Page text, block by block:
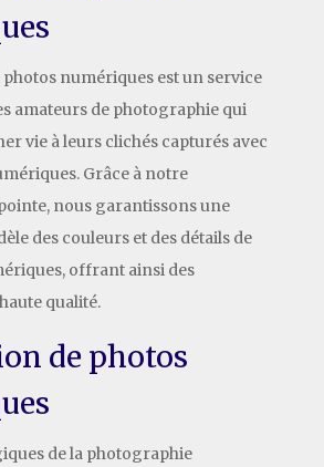
photos numériques est un service
amateurs de photographie qui
vie à leurs clichés capturés avec
Grâce à notre
nous garantissons une
des couleurs et des détails de
offrant ainsi des
qualité.
de photos
de la photographie